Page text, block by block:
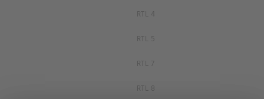
RTL 4
RTL 5
RTL 7
RTL 8